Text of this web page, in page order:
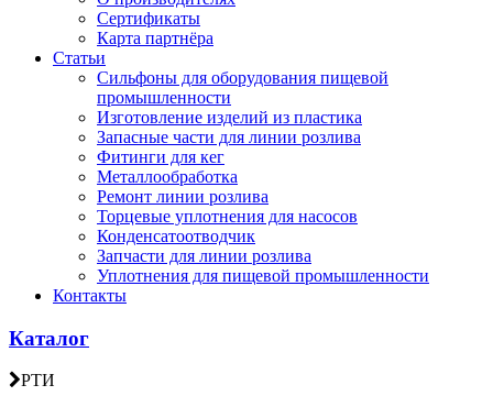
Сертификаты
Карта партнёра
Статьи
Сильфоны для оборудования пищевой
промышленности
Изготовление изделий из пластика
Запасные части для линии розлива
Фитинги для кег
Металлообработка
Ремонт линии розлива
Торцевые уплотнения для насосов
Конденсатоотводчик
Запчасти для линии розлива
Уплотнения для пищевой промышленности
Контакты
Каталог
РТИ